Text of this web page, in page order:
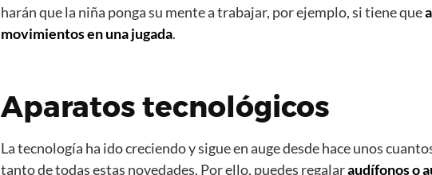
harán que la niña ponga su mente a trabajar, por ejemplo, si tiene que
movimientos en una jugada.
Aparatos tecnológicos
La tecnología ha ido creciendo y sigue en auge desde hace unos
tanto de todas estas novedades. Por ello, puedes regalaraudífonos o